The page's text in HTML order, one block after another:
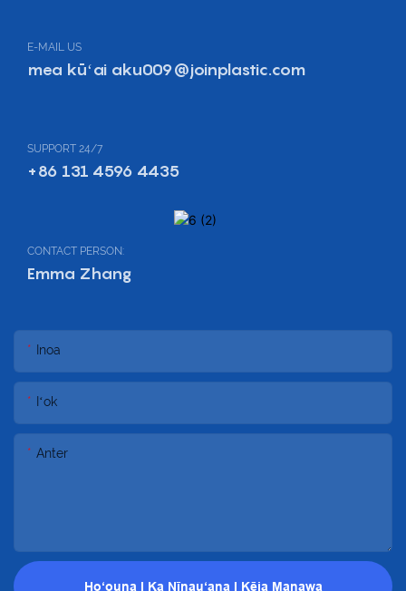
E-MAIL US
mea kūʻai aku009@joinplastic.com
SUPPORT 24/7
+86 131 4596 4435
CONTACT PERSON:
Emma Zhang
Inoa
Iʻok
Anter
Hoʻouna I Ka Nīnauʻana I Kēia Manawa